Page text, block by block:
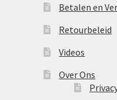
Betalen en
Retourbeleid
Videos
Over Ons